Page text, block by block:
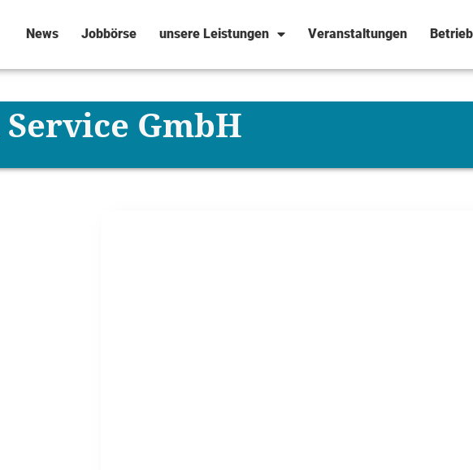
News Jobbörse unsere Leistungen Veranstaltungen
GmbH